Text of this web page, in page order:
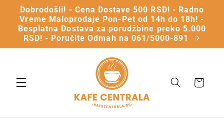
Dobrodošli! - Cena Dostave 500 RSD! - Radno
Vreme Maloprodaje Pon-Pet od 14h do 18h! -
Besplatna Dostava za porudžbine preko 5.000
RSD! - Poručite Odmah na 061/5000-891
Korpa